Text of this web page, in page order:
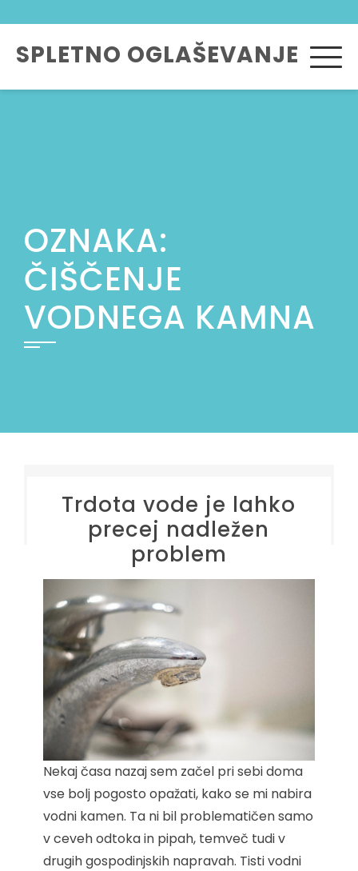
content
SPLETNO OGLAŠEVANJE
OZNAKA:
ČIŠČENJE
VODNEGA KAMNA
Trdota vode je lahko
precej nadležen
problem
Nekaj časa nazaj sem začel pri sebi doma
vse bolj pogosto opažati, kako se mi nabira
vodni kamen. Ta ni bil problematičen samo
v ceveh odtoka in pipah, temveč tudi v
drugih gospodinjskih napravah. Tisti vodni